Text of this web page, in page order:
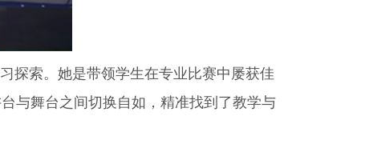
索。她是带领学生在专业比赛中屡获佳
与舞台之间切换自如，精准找到了教学与